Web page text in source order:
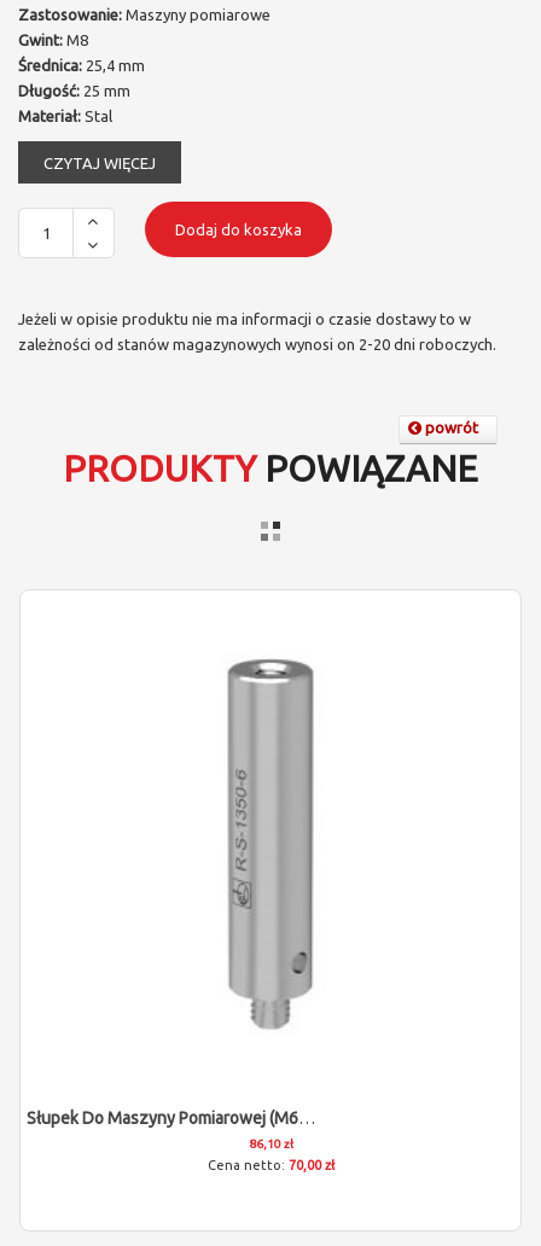
Zastosowanie: Maszyny pomiarowe
Gwint: M8
Średnica: 25,4 mm
Długość: 25 mm
Materiał: Stal
CZYTAJ WIĘCEJ
Dodaj do koszyka
Jeżeli w opisie produktu nie ma informacji o czasie dostawy to w
zależności od stanów magazynowych wynosi on 2-20 dni roboczych.
powrót
PRODUKTYPOWIĄZANE
Słupek Do Maszyny Pomiarowej (M6/L50/D12,7)
86,10 zł
70,00 zł